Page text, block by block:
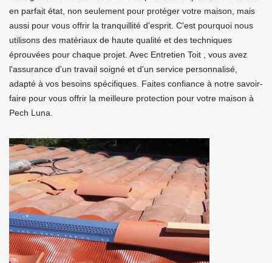
en parfait état, non seulement pour protéger votre maison, mais
aussi pour vous offrir la tranquillité d'esprit. C'est pourquoi nous
utilisons des matériaux de haute qualité et des techniques
éprouvées pour chaque projet. Avec Entretien Toit , vous avez
l'assurance d'un travail soigné et d'un service personnalisé,
adapté à vos besoins spécifiques. Faites confiance à notre savoir-
faire pour vous offrir la meilleure protection pour votre maison à
Pech Luna.